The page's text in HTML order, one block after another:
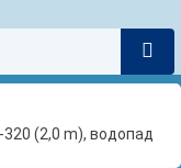
(2,0 m), водопад